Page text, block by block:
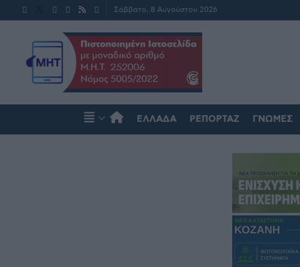
Σάββατο, 8 Αυγούστου 2026
ΕΛΛΆΔΑ ΡΕΠΟΡΤΆΖ ΓΝΏΜΕΣ